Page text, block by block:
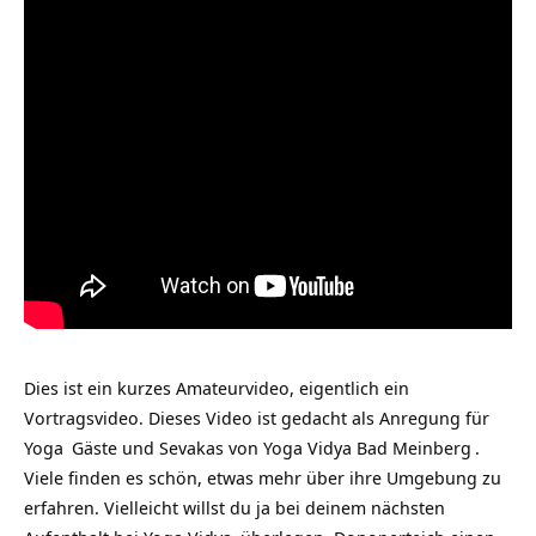
Dies ist ein kurzes Amateurvideo, eigentlich ein
Vortragsvideo. Dieses Video ist gedacht als Anregung für
Yoga Gäste und Sevakas von Yoga Vidya Bad Meinberg .
Viele finden es schön, etwas mehr über ihre Umgebung zu
erfahren. Vielleicht willst du ja bei deinem nächsten